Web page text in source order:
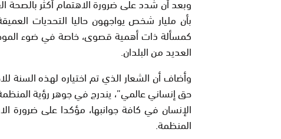
بأن مليار شخص يواجهون حاليا التحديات
كمسألة ذات أهمية قصوى، خاصة في ضوء الموجة
العديد من البلدان.
وأضاف أن الشعار الذي تم اختياره لهذه السنة
حق إنساني عالمي”، يندرج في جوهر رؤية
الإنسان في كافة جوانبها، مؤكدا على ضرورة
المنظمة.